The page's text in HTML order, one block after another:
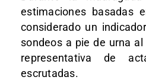
estimaciones basadas
considerado un
sondeos a pie de urna
representativa de
escrutadas.